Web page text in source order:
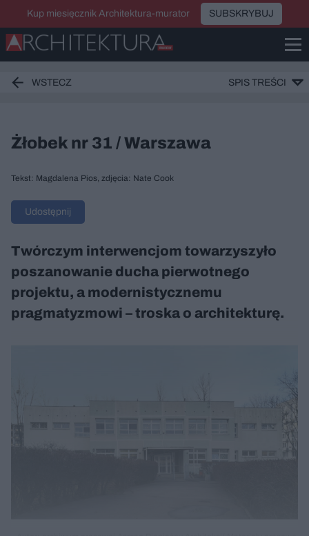
Kup miesięcznik Architektura-murator SUBSKRYBUJ
WSTECZ SPIS TREŚCI
Żłobek nr 31 / Warszawa
Tekst: Magdalena Pios, zdjęcia: Nate Cook
Udostępnij
Twórczym interwencjom towarzyszyło
poszanowanie ducha pierwotnego
projektu, a modernistycznemu
pragmatyzmowi – troska o architekturę.